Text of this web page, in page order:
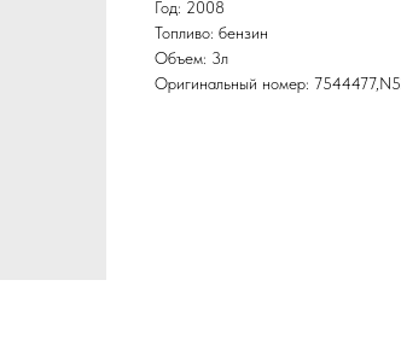
Год: 2008
Топливо: бензин
Объем: 3л
Оригинальный номер: